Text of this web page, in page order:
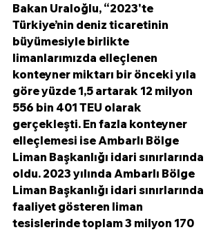
Bakan Uraloğlu, “2023'te
Türkiye’nin deniz ticaretinin
büyümesiyle birlikte
limanlarımızda elleçlenen
konteyner miktarı bir önceki yıla
göre yüzde 1,5 artarak 12 milyon
556 bin 401 TEU olarak
gerçekleşti. En fazla konteyner
elleçlemesi ise Ambarlı Bölge
Liman Başkanlığı idari sınırlarında
oldu. 2023 yılında Ambarlı Bölge
Liman Başkanlığı idari sınırlarında
faaliyet gösteren liman
tesislerinde toplam 3 milyon 170